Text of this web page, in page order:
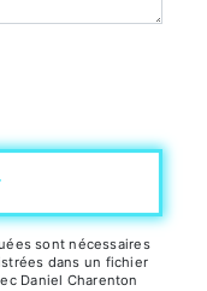
sont nécessaires
dans un fichier
Daniel Charenton